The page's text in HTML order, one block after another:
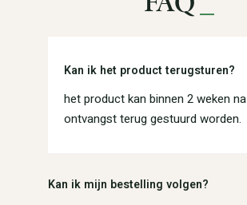
Kan ik het product terugsturen?
het product kan binnen 2 weken na
ontvangst terug gestuurd worden.
Kan ik mijn bestelling volgen?